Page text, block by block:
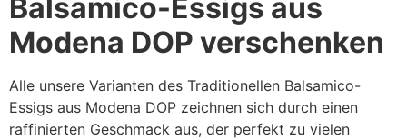
Balsamico-Essigs aus
Modena DOP verschenken
Alle unsere Varianten des Traditionellen Balsamico-
Essigs aus Modena DOP zeichnen sich durch einen
raffinierten Geschmack aus, der perfekt zu vielen